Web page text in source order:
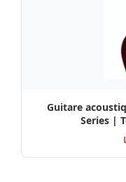
Guitare
Series |